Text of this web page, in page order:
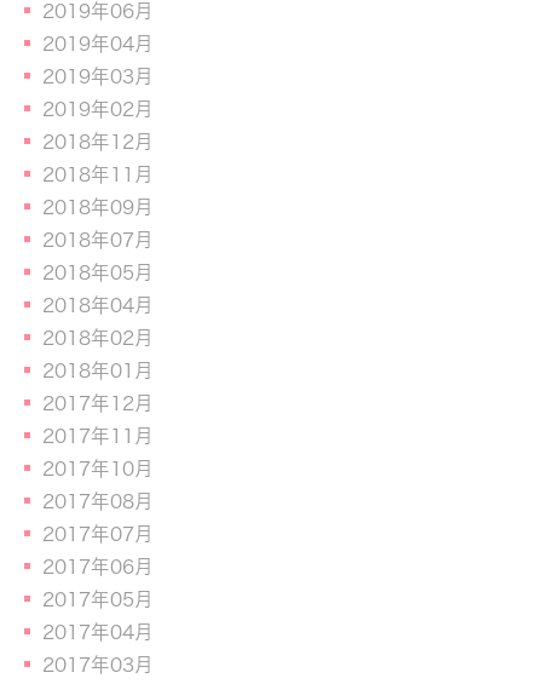
2019年06月
2019年04月
2019年03月
2019年02月
2018年12月
2018年11月
2018年09月
2018年07月
2018年05月
2018年04月
2018年02月
2018年01月
2017年12月
2017年11月
2017年10月
2017年08月
2017年07月
2017年06月
2017年05月
2017年04月
2017年03月